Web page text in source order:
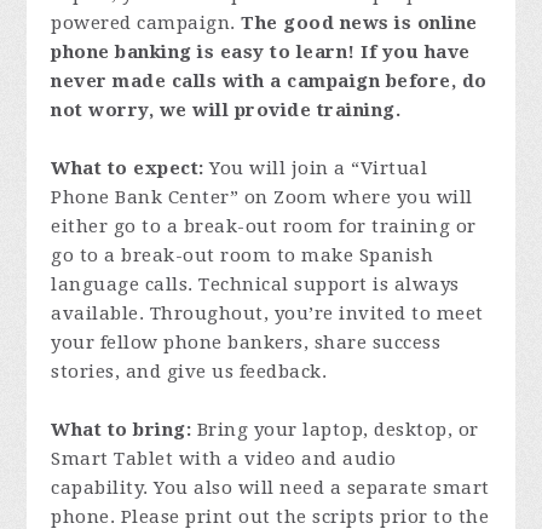
powered campaign. The good news is online
phone banking is easy to learn! If you have
never made calls with a campaign before, do
not worry, we will provide training.
What to expect: You will join a “Virtual
Phone Bank Center” on Zoom where you will
either go to a break-out room for training or
go to a break-out room to make Spanish
language calls. Technical support is always
available. Throughout, you’re invited to meet
your fellow phone bankers, share success
stories, and give us feedback.
What to bring: Bring your laptop, desktop, or
Smart Tablet with a video and audio
capability. You also will need a separate smart
phone. Please print out the scripts prior to the